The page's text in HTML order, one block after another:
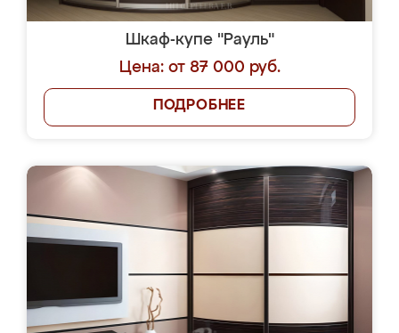
Шкаф-купе "Рауль"
Цена: от 87 000 руб.
ПОДРОБНЕЕ